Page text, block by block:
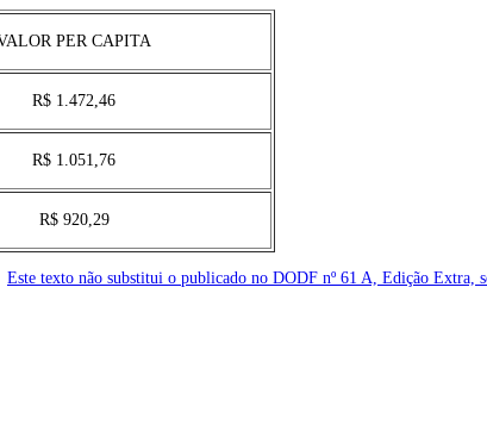
PER CAPITA
R$ 1.472,46
R$ 1.051,76
R$ 920,29
Este texto não substitui o publicado no DODF nº 61 A, Edição Extra,